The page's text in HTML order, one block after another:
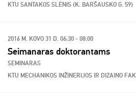
KTU SANTAKOS SLĖNIS (K. BARŠAUSKO G. 59)
2016 M. KOVO 31 D. 06:30 - 08:00
Seimanaras doktorantams
SEMINARAS
KTU MECHANIKOS INŽINERIJOS IR DIZAINO